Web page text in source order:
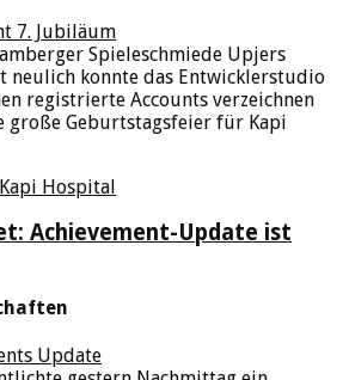
Spieleschmiede Upjers
neulich konnte das Entwicklerstudio
registrierte Accounts verzeichnen
große Geburtstagsfeier für Kapi
Kapi Hospital
Achievement-Update ist